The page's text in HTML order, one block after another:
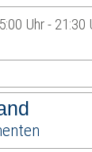
Uhr - 21:30